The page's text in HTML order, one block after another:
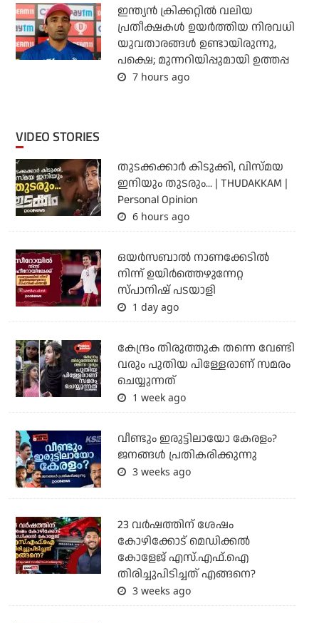
ഇന്ത്യന്‍ ക്രിക്കറ്റില്‍ വലിയ
പ്രതീക്ഷകള്‍ ഉയര്‍ത്തിയ നിരവധി
യുവതാരങ്ങള്‍ ഉണ്ടായിരുന്നു,
പക്ഷെ; മുന്നറിയിപ്പുമായി ഉത്തപ്പ
7 hours ago
VIDEO STORIES
തുടക്കക്കാര്‍ കിടുക്കി, വിസ്മയ
ഇനിയും തുടരും... | THUDAKKAM |
Personal Opinion
6 hours ago
ഒയര്‍സബാൽ നാണക്കേടിൽ
നിന്ന് ഉയിർത്തെഴുന്നേറ്റ
സ്പാനിഷ് പടയാളി
1 day ago
കേന്ദ്രം തിരുത്തുക തന്നെ വേണ്ടി
വരും പുതിയ പിള്ളേരാണ് സമരം
ചെയ്യുന്നത്
1 week ago
വീണ്ടും ഇരുട്ടിലായോ കേരളം?
ജനങ്ങൾ പ്രതികരിക്കുന്നു
3 weeks ago
23 വർഷത്തിന് ശേഷം
കോഴിക്കോട് മെഡിക്കൽ
കോളേജ് എസ്.എഫ്.ഐ
തിരിച്ചുപിടിച്ചത് എങ്ങനെ?
3 weeks ago